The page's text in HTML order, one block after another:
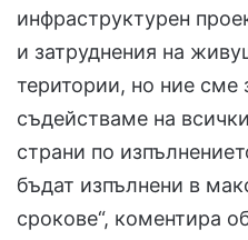
инфраструктурен
и затруднения на
територии, но ние сме
съдействаме на
страни по
бъдат изпълнени в
срокове“, коментира